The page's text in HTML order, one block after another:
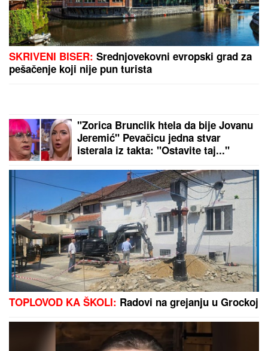
EVO KAKO SE BRANI VOZAČ
KAMIONA KOJI JE POKOSIO
PUTARESaslušan u tužilaštvu u
Šapcu: Udario u pešake na putu, pa
završio kod metalne ograde